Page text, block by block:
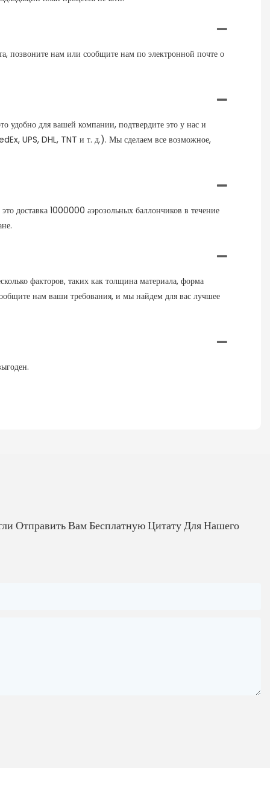
позвоните нам или сообщите нам по электронной почте о
удобно для вашей компании, подтвердите это у нас и
UPS, DHL, TNT и т. д.). Мы сделаем все возможное,
доставка 1000000 аэрозольных баллончиков в течение
факторов, таких как толщина материала, форма
нам ваши требования, и мы найдем для вас лучшее
Отправить Вам Бесплатную Цитату Для Нашего